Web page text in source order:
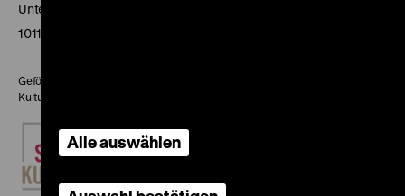
Unter den Linden 2
10117 Berlin
Gefördert mit Mitteln des Beauftragten der Bundesregierung für
Kultur und Medien
Alle auswählen